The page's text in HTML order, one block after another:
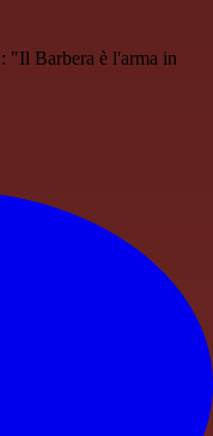
"Il Barbera è l'arma in